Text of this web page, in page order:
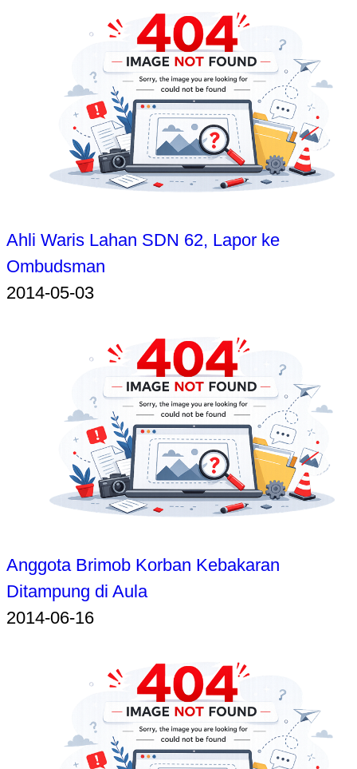
Ahli Waris Lahan SDN 62, Lapor ke
Ombudsman
2014-05-03
Anggota Brimob Korban Kebakaran
Ditampung di Aula
2014-06-16